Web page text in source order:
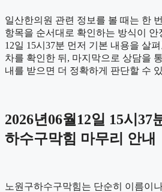
일산한의원 관련 정보를 볼 때는 한
항목을 순서대로 확인하는 방식이 안
12일 15시37분 먼저 기본 내용을 살
차를 확인한 뒤, 마지막으로 상담을
내를 받으면 더 정확하게 판단할 수
2026년06월12일 15시37
하수구막힘 마무리 안내
노원구하수구막힘는 단순히 이름이